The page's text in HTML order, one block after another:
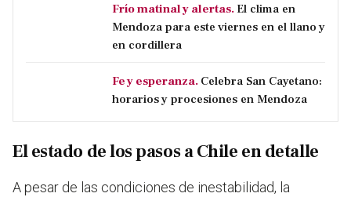
Frío matinal y alertas. El clima en
Mendoza para este viernes en el llano y
en cordillera
Fe y esperanza. Celebra San Cayetano:
horarios y procesiones en Mendoza
El estado de los pasos a Chile en detalle
A pesar de las condiciones de inestabilidad, la